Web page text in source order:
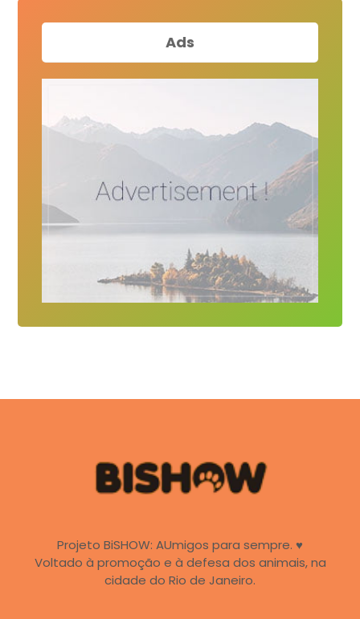
Ads
Projeto BiSHOW: AUmigos para sempre. ♥
Voltado à promoção e à defesa dos animais, na
cidade do Rio de Janeiro.